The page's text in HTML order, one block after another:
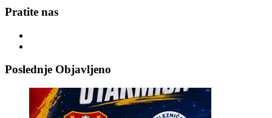
Pratite nas
Poslednje Objavljeno